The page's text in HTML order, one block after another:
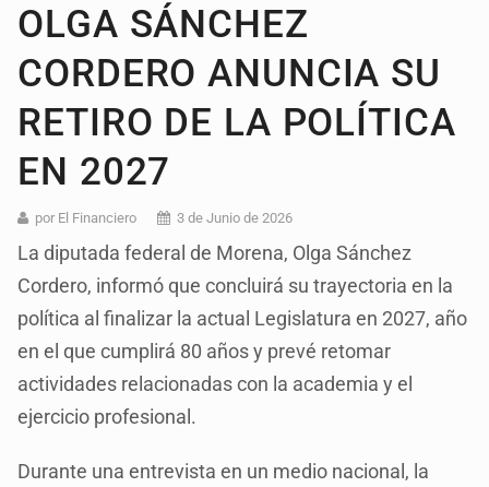
OLGA SÁNCHEZ
CORDERO ANUNCIA SU
RETIRO DE LA POLÍTICA
EN 2027
por El Financiero 3 de Junio de 2026
La diputada federal de Morena, Olga Sánchez
Cordero, informó que concluirá su trayectoria en la
política al finalizar la actual Legislatura en 2027, año
en el que cumplirá 80 años y prevé retomar
actividades relacionadas con la academia y el
ejercicio profesional.
Durante una entrevista en un medio nacional, la